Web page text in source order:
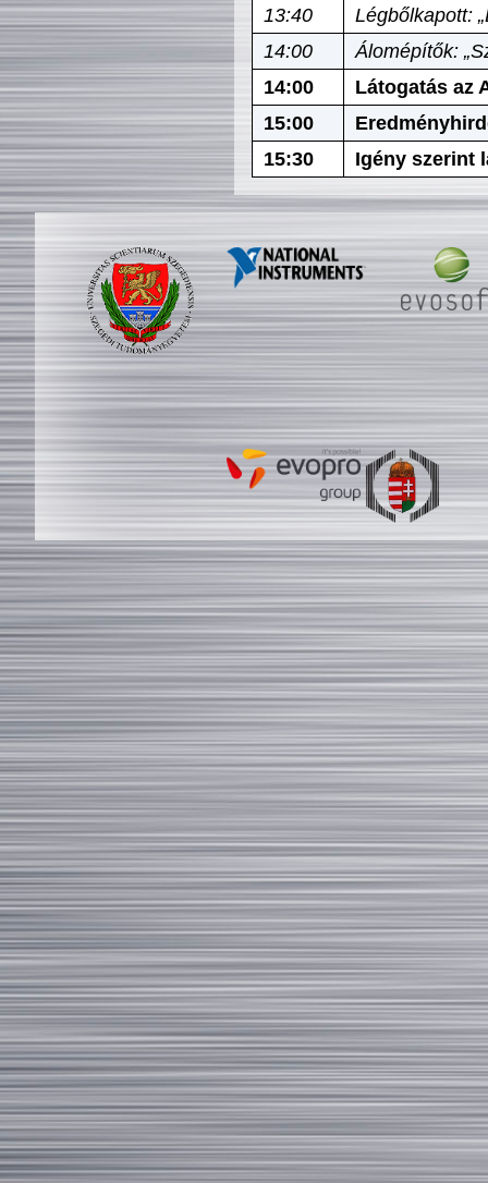
13:40
Légbőlkapott:
14:00
Álomépítők:
14:00
Látogatás az
15:00
15:30
Igény szerint